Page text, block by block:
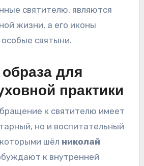
святителю, являются
жизни, а его иконы
святыни.
для
практики
к святителю имеет
но и воспитательный
шёл николай
к внутренней